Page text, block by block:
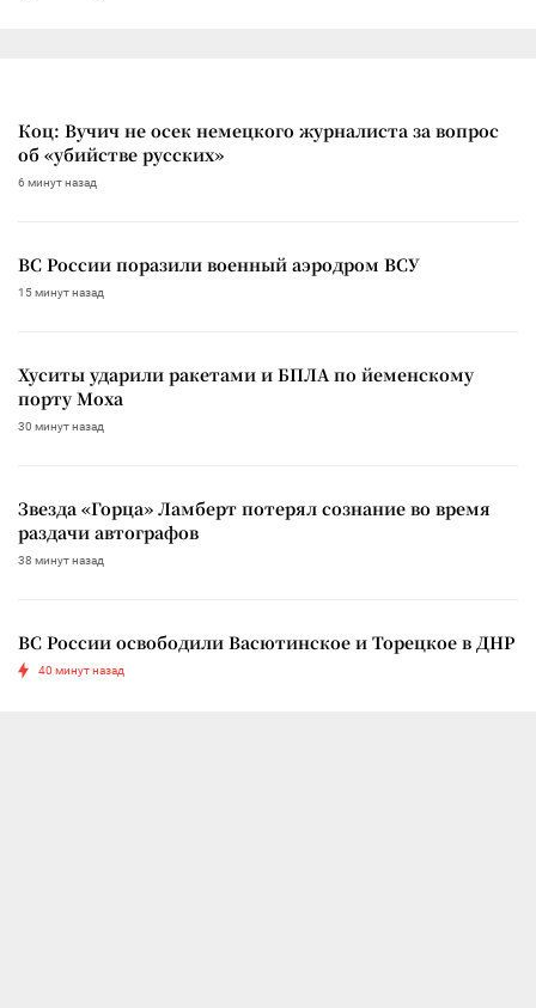
Коц: Вучич не осек немецкого журналиста за вопрос
об «убийстве русских»
6 минут назад
ВС России поразили военный аэродром ВСУ
15 минут назад
Хуситы ударили ракетами и БПЛА по йеменскому
порту Моха
30 минут назад
Звезда «Горца» Ламберт потерял сознание во время
раздачи автографов
38 минут назад
ВС России освободили Васютинское и Торецкое в ДНР
40 минут назад